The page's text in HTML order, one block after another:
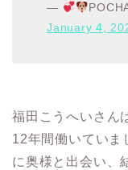
—
January 4,
福田こうへいさん
12年間働いていま
に奥様と出会い、